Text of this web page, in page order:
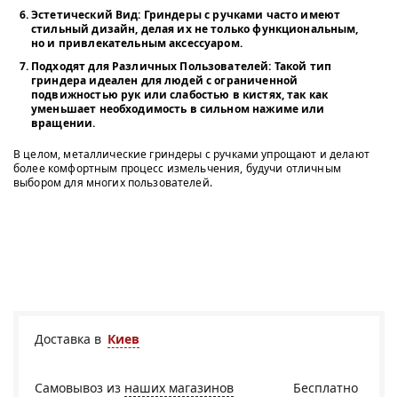
Эстетический Вид: Гриндеры с ручками часто имеют
стильный дизайн, делая их не только функциональным,
но и привлекательным аксессуаром.
Подходят для Различных Пользователей: Такой тип
гриндера идеален для людей с ограниченной
подвижностью рук или слабостью в кистях, так как
уменьшает необходимость в сильном нажиме или
вращении.
В целом, металлические гриндеры с ручками упрощают и делают
более комфортным процесс измельчения, будучи отличным
выбором для многих пользователей.
Доставка в Киев
Бесплатно
Самовывоз из наших магазинов